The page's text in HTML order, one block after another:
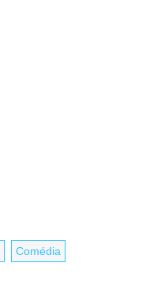
Comédia